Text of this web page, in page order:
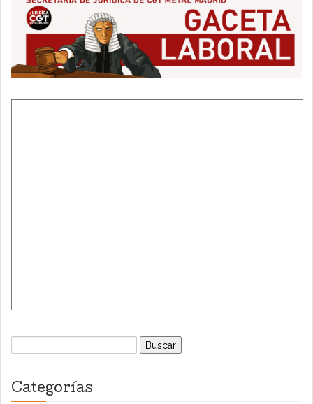
Buscar:
Categorías